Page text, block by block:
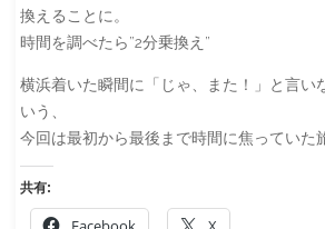
換えることに。
時間を調べたら”2分乗換え”
横浜着いた瞬間に「じゃ、また！」と言い
いう、
今回は最初から最後まで時間に焦っていた
共有: